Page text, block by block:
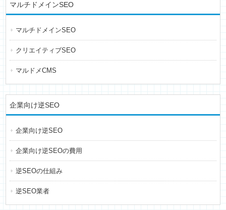
マルチドメインSEO
マルチドメインSEO
クリエイティブSEO
マルドメCMS
企業向け逆SEO
企業向け逆SEO
企業向け逆SEOの費用
逆SEOの仕組み
逆SEO業者